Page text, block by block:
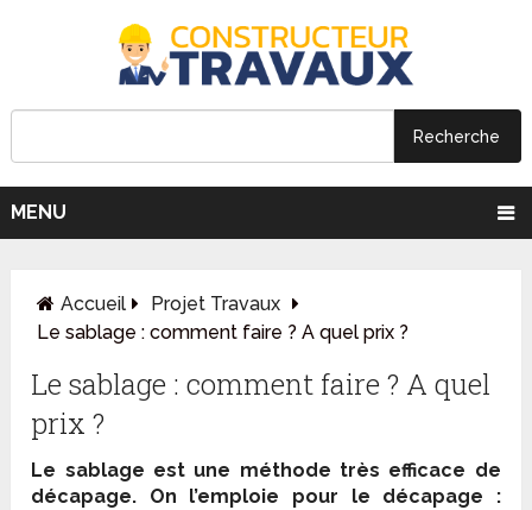
MENU
Accueil
Projet Travaux
Le sablage : comment faire ? A quel prix ?
Le sablage : comment faire ? A quel
prix ?
Le sablage est une méthode très efficace de
décapage. On l’emploie pour le décapage :